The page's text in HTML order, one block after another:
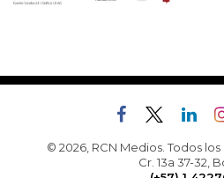
© 2026, RCN Medios. Todos
Cr. 13a 37-32,